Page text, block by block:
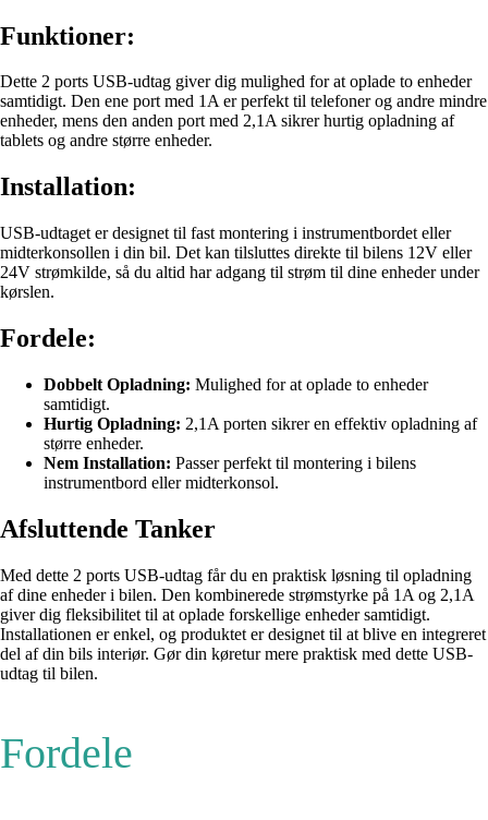
Funktioner:
Dette 2 ports USB-udtag giver dig mulighed for at oplade to enheder
samtidigt. Den ene port med 1A er perfekt til telefoner og andre mindre
enheder, mens den anden port med 2,1A sikrer hurtig opladning af
tablets og andre større enheder.
Installation:
USB-udtaget er designet til fast montering i instrumentbordet eller
midterkonsollen i din bil. Det kan tilsluttes direkte til bilens 12V eller
24V strømkilde, så du altid har adgang til strøm til dine enheder under
kørslen.
Fordele:
Dobbelt Opladning: Mulighed for at oplade to enheder
samtidigt.
Hurtig Opladning: 2,1A porten sikrer en effektiv opladning af
større enheder.
Nem Installation: Passer perfekt til montering i bilens
instrumentbord eller midterkonsol.
Afsluttende Tanker
Med dette 2 ports USB-udtag får du en praktisk løsning til opladning
af dine enheder i bilen. Den kombinerede strømstyrke på 1A og 2,1A
giver dig fleksibilitet til at oplade forskellige enheder samtidigt.
Installationen er enkel, og produktet er designet til at blive en integreret
del af din bils interiør. Gør din køretur mere praktisk med dette USB-
udtag til bilen.
Fordele